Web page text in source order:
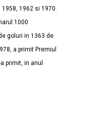
1962 si 1970.
1000
goluri in 1363 de
a primit Premiul
primit, in anul